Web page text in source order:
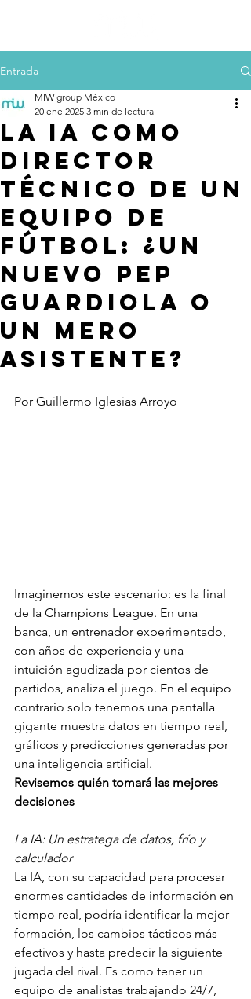
Entrada
La IA como
Director
Técnico de un
equipo de
fútbol: ¿Un
nuevo Pep
Guardiola o
un mero
asistente?
MIW group México
20 ene 2025 3 min de lectura
Por Guillermo Iglesias Arroyo
Imaginemos este escenario: es la final
de la Champions League. En una
banca, un entrenador experimentado,
con años de experiencia y una
intuición agudizada por cientos de
partidos, analiza el juego. En el equipo
contrario solo tenemos una pantalla
gigante muestra datos en tiempo real,
gráficos y predicciones generadas por
una inteligencia artificial.
Revisemos quién tomará las mejores
decisiones
La IA: Un estratega de datos, frío y
calculador
La IA, con su capacidad para procesar
enormes cantidades de información en
tiempo real, podría identificar la mejor
formación, los cambios tácticos más
efectivos y hasta predecir la siguiente
jugada del rival. Es como tener un
equipo de analistas trabajando 24/7,